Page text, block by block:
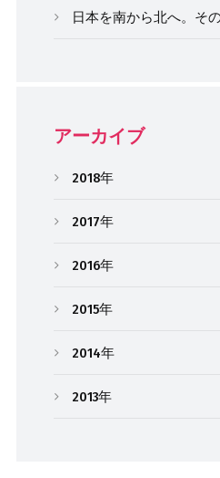
日本を南から北へ。そ
アーカイブ
2018年
2017年
2016年
2015年
2014年
2013年